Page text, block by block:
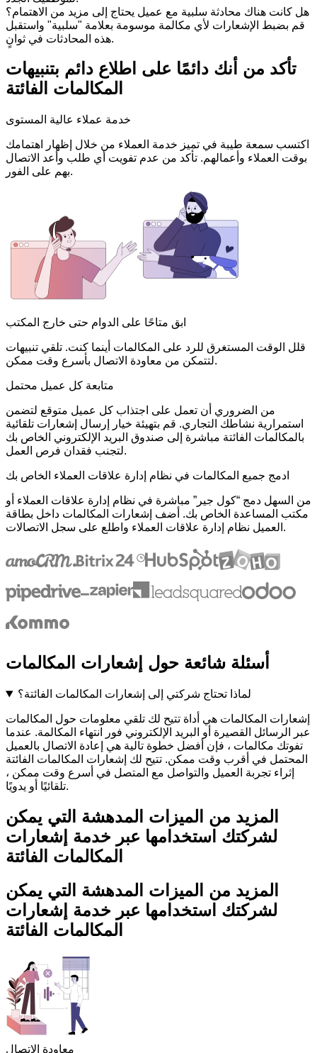
هل كانت هناك محادثة سلبية مع عميل يحتاج إلى مزيد من الاهتمام؟
قم بضبط الإشعارات لأي مكالمة موسومة بعلامة "سلبية" واستقبل
هذه المحادثات في ثوانٍ.
تأكد من أنك دائمًا على اطلاع دائم بتنبيهات
المكالمات الفائتة
خدمة عملاء عالية المستوى
اكتسب سمعة طيبة في تميز خدمة العملاء من خلال إظهار اهتمامك
بوقت العملاء وأعمالهم. تأكد من عدم تفويت أي طلب وأعد الاتصال
بهم على الفور.
ابق متاحًا على الدوام حتى خارج المكتب
قلل الوقت المستغرق للرد على المكالمات أينما كنت. تلقي تنبيهات
لتتمكن من معاودة الاتصال بأسرع وقت ممكن.
متابعة كل عميل محتمل
من الضروري أن تعمل على اجتذاب كل عميل متوقع لتضمن
استمرارية نشاطك التجاري. قم بتهيئة خيار إرسال إشعارات تلقائية
بالمكالمات الفائتة مباشرة إلى صندوق البريد الإلكتروني الخاص بك
لتجنب فقدان فرص العمل.
ادمج جميع المكالمات في نظام إدارة علاقات العملاء الخاص بك
من السهل دمج “كول جير” مباشرة في نظام إدارة علاقات العملاء أو
مكتب المساعدة الخاص بك. أضف إشعارات المكالمات داخل بطاقة
العميل نظام إدارة علاقات العملاء واطلع على سجل الاتصالات.
أسئلة شائعة حول إشعارات المكالمات
لماذا تحتاج شركتي إلى إشعارات المكالمات الفائتة؟
إشعارات المكالمات هي أداة تتيح لك تلقي معلومات حول المكالمات
عبر الرسائل القصيرة أو البريد الإلكتروني فور انتهاء المكالمة. عندما
تفوتك مكالمات ، فإن أفضل خطوة تالية هي إعادة الاتصال بالعميل
المحتمل في أقرب وقت ممكن. تتيح لك إشعارات المكالمات الفائتة
إثراء تجربة العميل والتواصل مع المتصل في أسرع وقت ممكن ،
تلقائيًا أو يدويًا.
المزيد من الميزات المدهشة التي يمكن
لشركتك استخدامها عبر خدمة إشعارات
المكالمات الفائتة
المزيد من الميزات المدهشة التي يمكن
لشركتك استخدامها عبر خدمة إشعارات
المكالمات الفائتة
معاودة الاتصال